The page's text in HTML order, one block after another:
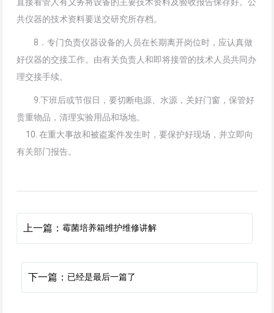
共仪器的技术资料要送交研究所存档。
8．专门负责仪器设备的人员在长期离开岗位时，应认真做
好仪器的交接工作。由有关负责人和即将接管的技术人员共同办
理交接手续。
9.下班后或节假日，要切断电源、水源，关好门窗，保管好
贵重物品，清理实验用品和场地。
10. 在重大事故和被盗案件发生时，要保护好现场，并立即向
有关部门报告。
上一篇： 霉菌培养箱维护维修讲解
下一篇： 已经是最后一篇了